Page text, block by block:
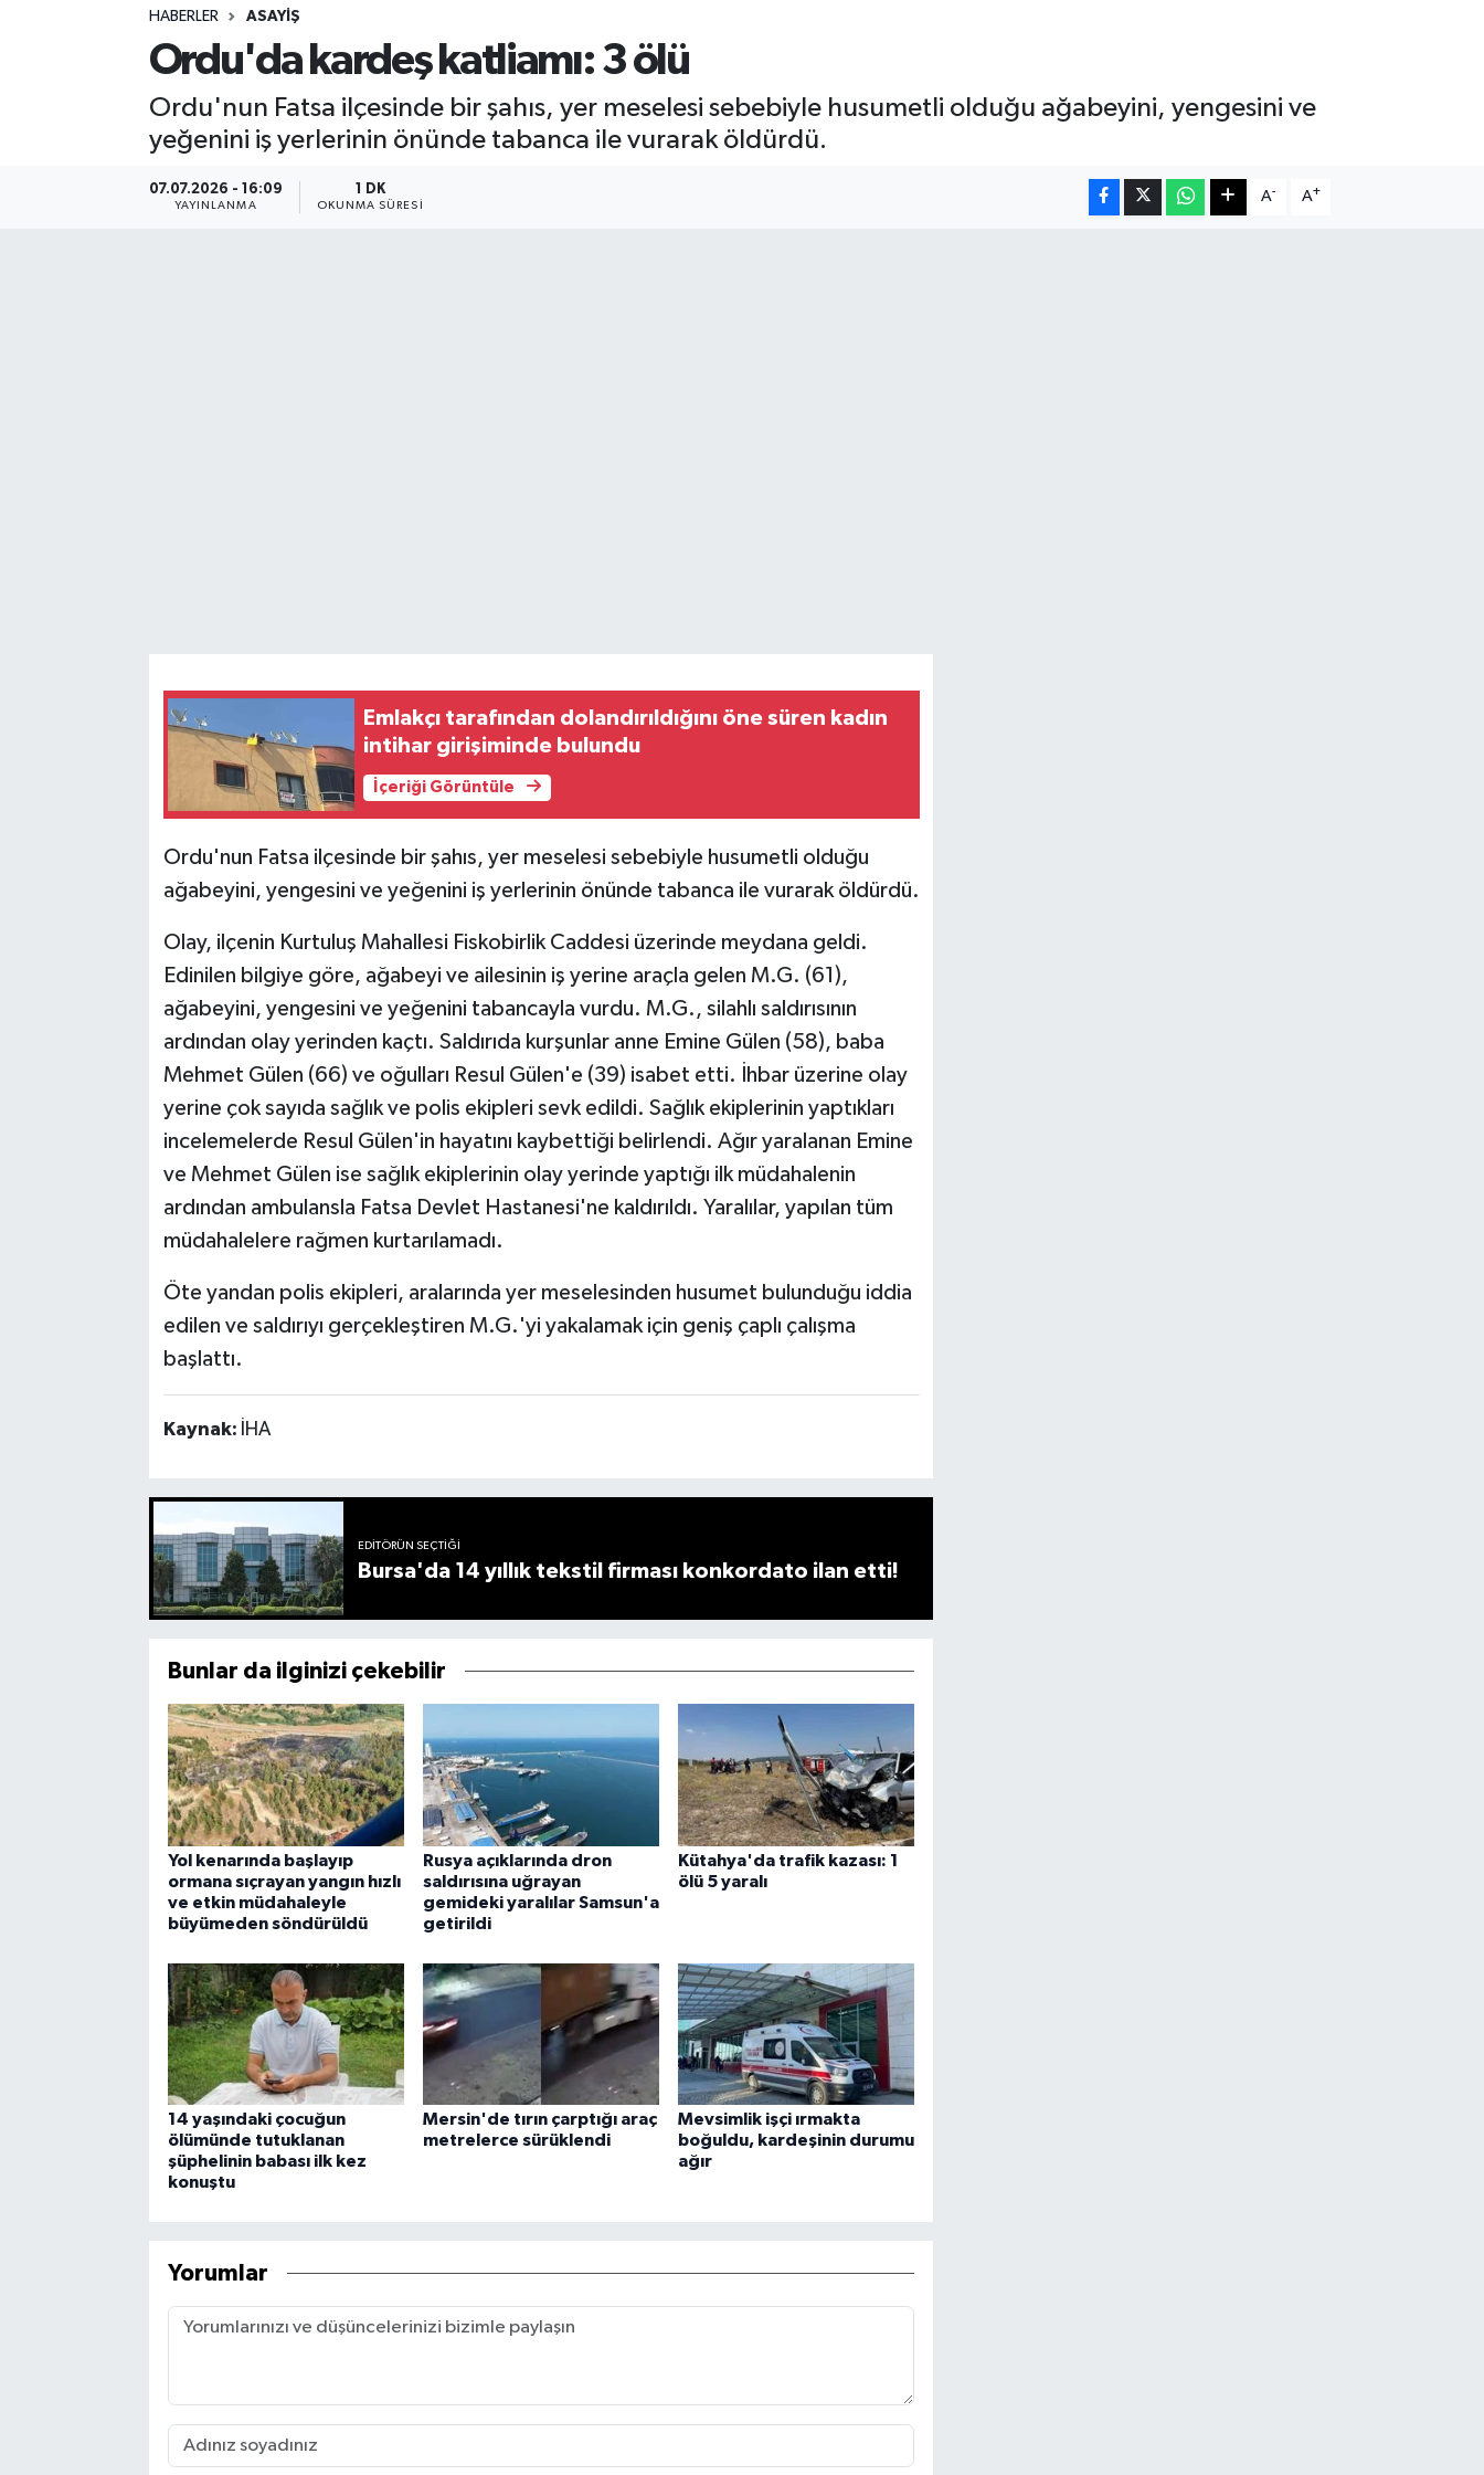
HABERLER ASAYIŞ
Ordu'da kardeş katliamı: 3 ölü
Ordu'nun Fatsa ilçesinde bir şahıs, yer meselesi sebebiyle husumetli olduğu ağabeyini, yengesini ve
yeğenini iş yerlerinin önünde tabanca ile vurarak öldürdü.
07.07.2026 - 16:09
YAYINLANMA
1 DK
OKUNMA SÜRESI
A- A+
Emlakçı tarafından dolandırıldığını öne süren kadın
intihar girişiminde bulundu
İçeriği Görüntüle
Ordu'nun Fatsa ilçesinde bir şahıs, yer meselesi sebebiyle husumetli olduğu
ağabeyini, yengesini ve yeğenini iş yerlerinin önünde tabanca ile vurarak öldürdü.
Olay, ilçenin Kurtuluş Mahallesi Fiskobirlik Caddesi üzerinde meydana geldi.
Edinilen bilgiye göre, ağabeyi ve ailesinin iş yerine araçla gelen M.G. (61),
ağabeyini, yengesini ve yeğenini tabancayla vurdu. M.G., silahlı saldırısının
ardından olay yerinden kaçtı. Saldırıda kurşunlar anne Emine Gülen (58), baba
Mehmet Gülen (66) ve oğulları Resul Gülen'e (39) isabet etti. İhbar üzerine olay
yerine çok sayıda sağlık ve polis ekipleri sevk edildi. Sağlık ekiplerinin yaptıkları
incelemelerde Resul Gülen'in hayatını kaybettiği belirlendi. Ağır yaralanan Emine
ve Mehmet Gülen ise sağlık ekiplerinin olay yerinde yaptığı ilk müdahalenin
ardından ambulansla Fatsa Devlet Hastanesi'ne kaldırıldı. Yaralılar, yapılan tüm
müdahalelere rağmen kurtarılamadı.
Öte yandan polis ekipleri, aralarında yer meselesinden husumet bulunduğu iddia
edilen ve saldırıyı gerçekleştiren M.G.'yi yakalamak için geniş çaplı çalışma
başlattı.
Kaynak: İHA
EDITÖRÜN SEÇTIĞI
Bursa'da 14 yıllık tekstil firması konkordato ilan etti!
Bunlar da ilginizi çekebilir
Yol kenarında başlayıp
ormana sıçrayan yangın hızlı
ve etkin müdahaleyle
büyümeden söndürüldü
Rusya açıklarında dron
saldırısına uğrayan
gemideki yaralılar Samsun'a
getirildi
Kütahya'da trafik kazası: 1
ölü 5 yaralı
14 yaşındaki çocuğun
ölümünde tutuklanan
şüphelinin babası ilk kez
konuştu
Mersin'de tırın çarptığı araç
metrelerce sürüklendi
Mevsimlik işçi ırmakta
boğuldu, kardeşinin durumu
ağır
Yorumlar